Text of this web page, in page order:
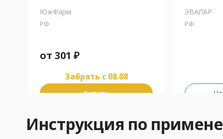
ЮжФарм
РФ
от 301 ₽
Забрать c 08.08
Купить
ЭВАЛАР
РФ
Инструкция по